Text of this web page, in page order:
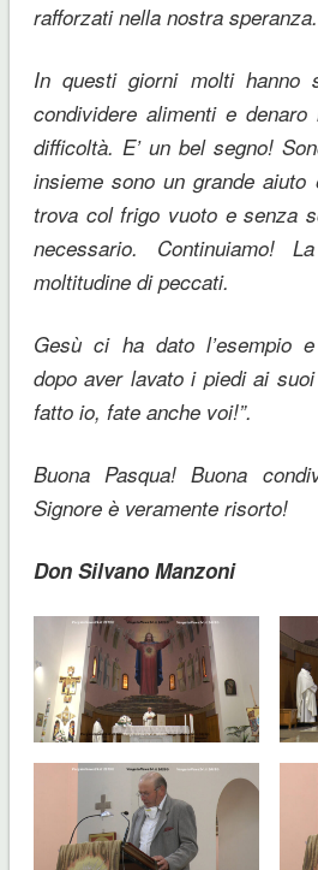
rafforzati nella nostra speranza.
In questi giorni molti hanno
condividere alimenti e
difficoltà. E’ un bel segno!
insieme sono un grande
trova col frigo vuoto e senza
necessario. Continuiamo!
moltitudine di peccati.
Gesù ci ha dato l’esempio
dopo aver lavato i piedi ai
fatto io, fate anche voi!”.
Buona Pasqua! Buona
Signore è veramente risorto!
Don Silvano Manzoni